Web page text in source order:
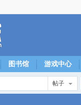
图书馆 游戏中心
帖子